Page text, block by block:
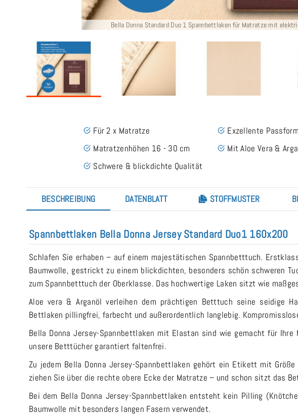
Bella Donna Standard Duo 1 Spannbettlaken für Matratze mit
Für 2 x Matratze
Matratzenhöhen 16 - 30 cm
Schwere & blickdichte Qualität
Exzellente Passform
Mit Aloe Vera &
BESCHREIBUNG DATENBLATT STOFFMUSTER
Spannbettlaken Bella Donna Jersey Standard Duo1 160x200
Schlafen Sie erhaben – auf einem majestätischen Spannbetttuch.
Baumwolle, gestrickt zu einem blickdichten, besonders schön schweren
zum Spannbetttuch der Oberklasse. Das hochwertige Laken sitzt wie
Aloe vera & Arganöl verleihen dem prächtigen Betttuch seine seidige
Bettlaken pillingfrei, farbecht und außerordentlich langlebig.
Bella Donna Jersey-Spannbettlaken mit Elastan sind wie gemacht für
unsere Betttücher garantiert faltenfrei.
Zu jedem Bella Donna Jersey-Spannbettlaken gehört ein Etikett mit
ziehen Sie über die rechte obere Ecke der Matratze – und schon sitzt das
Bei dem Bella Donna Jersey-Spannbettlaken entsteht kein Pilling
Baumwolle mit besonders langen Fasern verwendet.